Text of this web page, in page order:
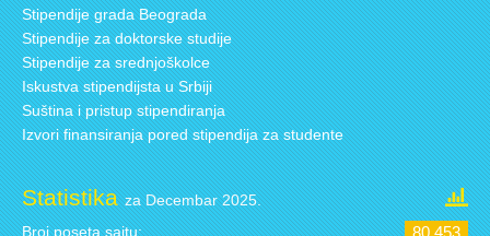
Stipendije grada Beograda
Stipendije za doktorske studije
Stipendije za srednjoškolce
Iskustva stipendijsta u Srbiji
Suština i pristup stipendiranja
Izvori finansiranja pored stipendija za studente
Statistikaza Decembar 2025.
Broj poseta sajtu: 80.453